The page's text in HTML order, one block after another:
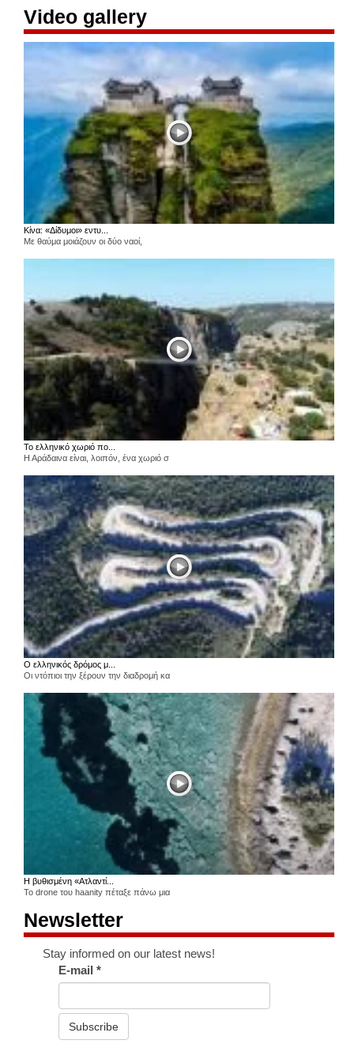
Video gallery
Κίνα: «Δίδυμοι» εντυ...
Με θαύμα μοιάζουν οι δύο ναοί,
Το ελληνικό χωριό πο...
Η Αράδαινα είναι, λοιπόν, ένα χωριό σ
Ο ελληνικός δρόμος μ...
Οι ντόπιοι την ξέρουν την διαδρομή κα
Η βυθισμένη «Ατλαντί...
Το drone του haanity πέταξε πάνω μια
Newsletter
Stay informed on our latest news!
E-mail*
Subscribe